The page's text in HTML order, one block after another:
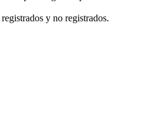
y no registrados.